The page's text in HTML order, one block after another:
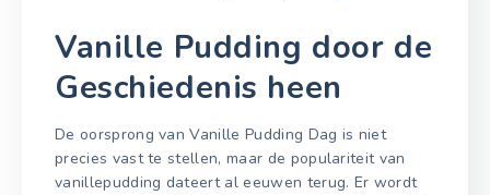
Vanille Pudding door de
Geschiedenis heen
De oorsprong van Vanille Pudding Dag is niet
precies vast te stellen, maar de populariteit van
vanillepudding dateert al eeuwen terug. Er wordt